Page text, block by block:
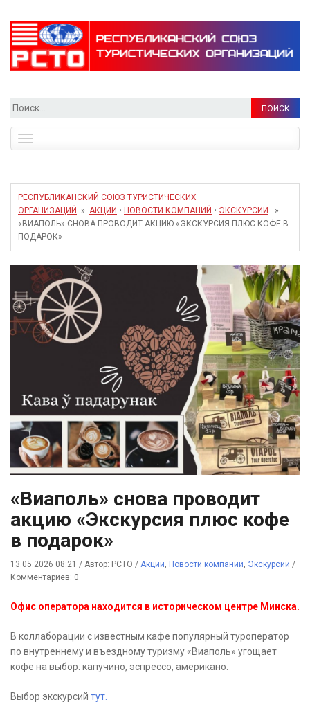
Найти:
navigation
РЕСПУБЛИКАНСКИЙ СОЮЗ ТУРИСТИЧЕСКИХ
ОРГАНИЗАЦИЙ
» АКЦИИ • НОВОСТИ КОМПАНИЙ • ЭКСКУРСИИ
»
«ВИАПОЛЬ» СНОВА ПРОВОДИТ АКЦИЮ «ЭКСКУРСИЯ ПЛЮС КОФЕ В
ПОДАРОК»
«Виаполь» снова проводит
акцию «Экскурсия плюс кофе
в подарок»
13.05.2026 08:21 / Автор: РСТО / Акции, Новости компаний, Экскурсии /
Комментариев: 0
Офис оператора находится в историческом центре Минска.
В коллаборации с известным кафе популярный туроператор
по внутреннему и въездному туризму «Виаполь» угощает
кофе на выбор: капучино, эспрессо, американо.
Выбор экскурсий тут.